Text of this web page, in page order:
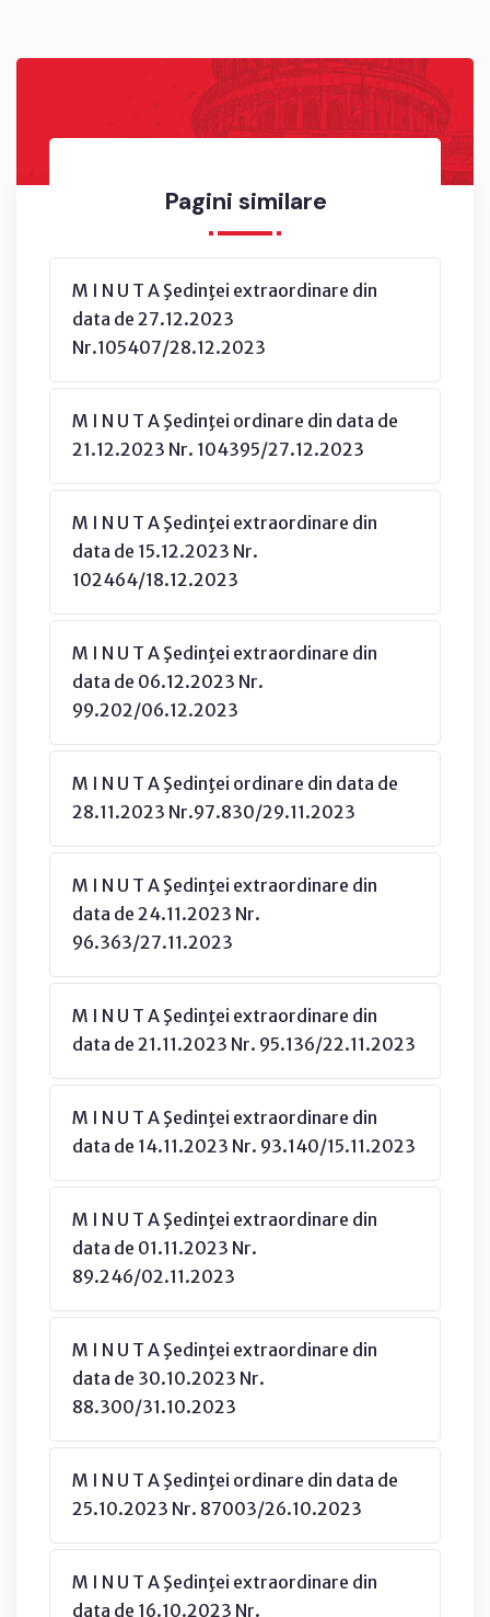
Pagini similare
M I N U T A Şedinţei extraordinare din
data de 27.12.2023
Nr.105407/28.12.2023
M I N U T A Şedinţei ordinare din data de
21.12.2023 Nr. 104395/27.12.2023
M I N U T A Şedinţei extraordinare din
data de 15.12.2023 Nr.
102464/18.12.2023
M I N U T A Şedinţei extraordinare din
data de 06.12.2023 Nr.
99.202/06.12.2023
M I N U T A Şedinţei ordinare din data de
28.11.2023 Nr.97.830/29.11.2023
M I N U T A Şedinţei extraordinare din
data de 24.11.2023 Nr.
96.363/27.11.2023
M I N U T A Şedinţei extraordinare din
data de 21.11.2023 Nr. 95.136/22.11.2023
M I N U T A Şedinţei extraordinare din
data de 14.11.2023 Nr. 93.140/15.11.2023
M I N U T A Şedinţei extraordinare din
data de 01.11.2023 Nr.
89.246/02.11.2023
M I N U T A Şedinţei extraordinare din
data de 30.10.2023 Nr.
88.300/31.10.2023
M I N U T A Şedinţei ordinare din data de
25.10.2023 Nr. 87003/26.10.2023
M I N U T A Şedinţei extraordinare din
data de 16.10.2023 Nr.